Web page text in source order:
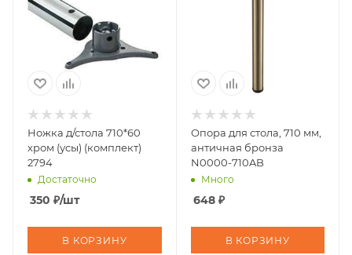
Ножка д/стола 710*60
хром (усы) (комплект)
2794
Достаточно
350 ₽/шт
В КОРЗИНУ
Опора для стола, 710 мм,
античная бронза
N0000-710AB
Много
648₽
В КОРЗИНУ